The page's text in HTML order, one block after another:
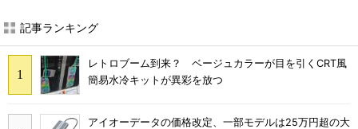
記事ランキング
レトロブーム到来？ ベージュカラーが目を引くCRT風
簡易水冷キットが異彩を放つ
アイオーデータの価格改定、一部モデルは25万円超の大